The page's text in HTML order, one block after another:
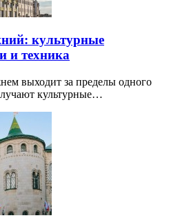
культурные
и техника
выходит за пределы одного
культурные…